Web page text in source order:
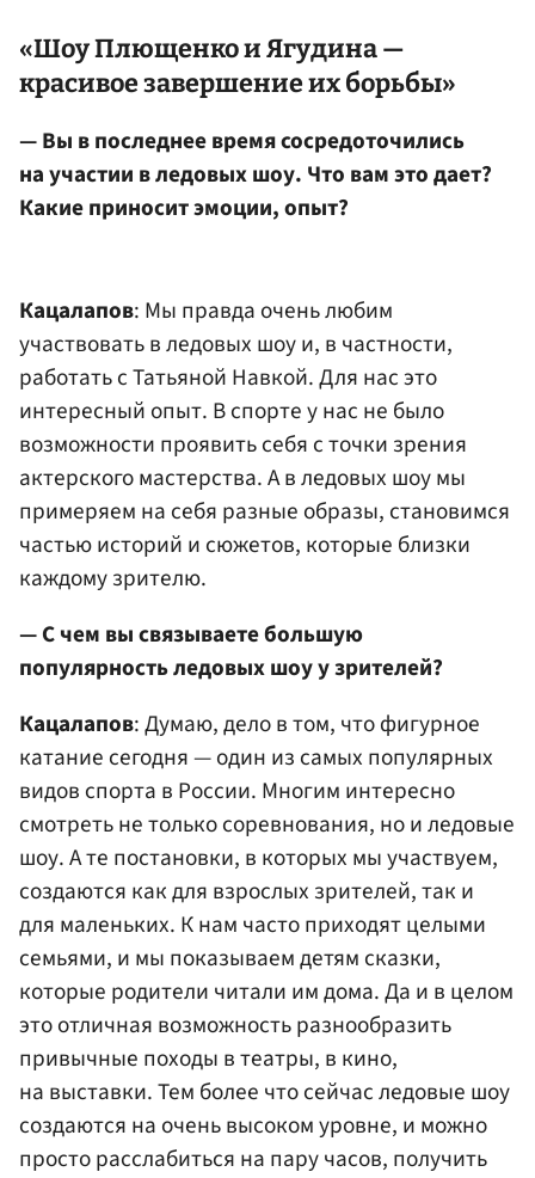
«Шоу Плющенко и Ягудина —
красивое завершение их борьбы»
— Вы в последнее время сосредоточились
на участии в ледовых шоу. Что вам это дает?
Какие приносит эмоции, опыт?
Кацалапов: Мы правда очень любим
участвовать в ледовых шоу и, в частности,
работать с Татьяной Навкой. Для нас это
интересный опыт. В спорте у нас не было
возможности проявить себя с точки зрения
актерского мастерства. А в ледовых шоу мы
примеряем на себя разные образы, становимся
частью историй и сюжетов, которые близки
каждому зрителю.
— С чем вы связываете большую
популярность ледовых шоу у зрителей?
Кацалапов: Думаю, дело в том, что фигурное
катание сегодня — один из самых популярных
видов спорта в России. Многим интересно
смотреть не только соревнования, но и ледовые
шоу. А те постановки, в которых мы участвуем,
создаются как для взрослых зрителей, так и
для маленьких. К нам часто приходят целыми
семьями, и мы показываем детям сказки,
которые родители читали им дома. Да и в целом
это отличная возможность разнообразить
привычные походы в театры, в кино,
на выставки. Тем более что сейчас ледовые шоу
создаются на очень высоком уровне, и можно
просто расслабиться на пару часов, получить